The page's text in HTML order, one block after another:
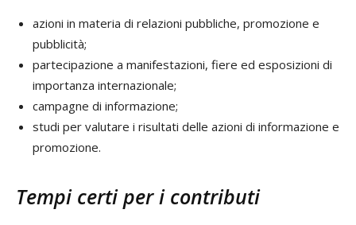
azioni in materia di relazioni pubbliche, promozione e
pubblicità;
partecipazione a manifestazioni, fiere ed esposizioni di
importanza internazionale;
campagne di informazione;
studi per valutare i risultati delle azioni di informazione e
promozione.
Tempi certi per i contributi